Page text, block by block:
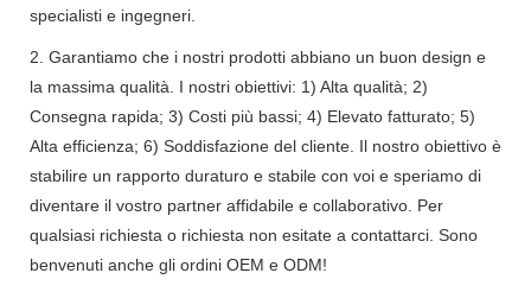
specialisti e ingegneri.
2. Garantiamo che i nostri prodotti abbiano un buon design e
la massima qualità. I ​​nostri obiettivi: 1) Alta qualità; 2)
Consegna rapida; 3) Costi più bassi; 4) Elevato fatturato; 5)
Alta efficienza; 6) Soddisfazione del cliente. Il nostro obiettivo è
stabilire un rapporto duraturo e stabile con voi e speriamo di
diventare il vostro partner affidabile e collaborativo. Per
qualsiasi richiesta o richiesta non esitate a contattarci. Sono
benvenuti anche gli ordini OEM e ODM!